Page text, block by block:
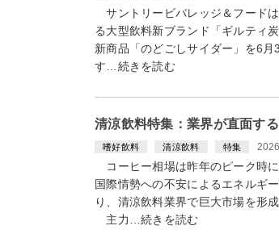
サントリービバレッジ＆フード
る大型飲料新ブランド「ギルティ
新商品「のどごしサイダー」を6
す…続きを読む
清涼飲料特集：業界が直面す
嗜好飲料 清涼飲料 特集
コーヒー相場は昨年のピーク時
国際情勢への不安によるエネルギ
り、清涼飲料業界で巨大市場を形
主力…続きを読む